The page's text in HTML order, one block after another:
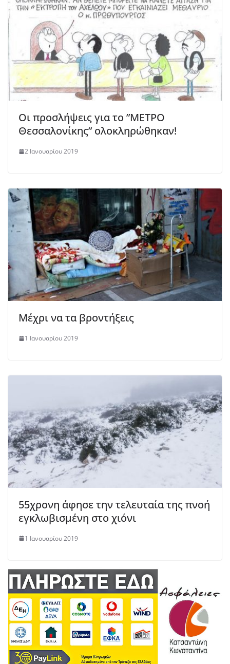
Οι προσλήψεις για το ”ΜΕΤΡΟ
Θεσσαλονίκης” ολοκληρώθηκαν!
2 Ιανουαρίου 2019
Μέχρι να τα βροντήξεις
1 Ιανουαρίου 2019
55χρονη άφησε την τελευταία της πνοή
εγκλωβισμένη στο χιόνι
1 Ιανουαρίου 2019